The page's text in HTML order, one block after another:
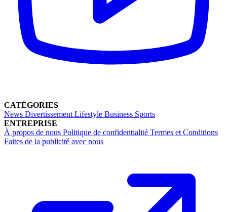
CATÉGORIES
News Divertissement Lifestyle Business Sports
ENTREPRISE
À propos de nous Politique de confidentialité Termes et Conditions
Faites de la publicité avec nous